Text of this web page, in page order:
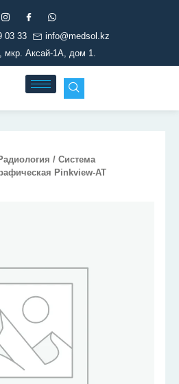
03 33
info@medsol.kz
мкр. Аксай-1А, дом 1.
/ Система
Pinkview-AT